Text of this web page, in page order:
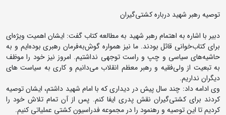
توصیه رهبر شهید درباره کشتی‌گیران
دبیر با اشاره به اهتمام رهبر شهید به مطالعه کتاب گفت: ایشان اهمیت ویژه‌ای
برای کتاب‌خوانی قائل بودند. ما نیز همواره گوش‌به‌فرمان رهبری بوده‌ایم و به
حاشیه‌های سیاسی و چپ و راست توجهی نداشتیم. امروز نیز خود را موظف
به تبعیت از ولی‌فقیه و رهبر معظم انقلاب می‌دانیم و کاری به سیاست های
دیگران نداریم.
وی ادامه داد: چند سال پیش در دیداری که با امام شهید داشتم، ایشان توصیه
کردند برای کشتی‌گیران نقش پدری ایفا کنم. پس از آن تمام تلاش خود را
کردیم تا این توصیه و رهنمود را در مجموعه فدراسیون کشتی عملیاتی کنیم.